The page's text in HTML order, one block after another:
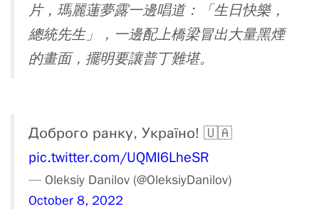
片，瑪麗蓮夢露一邊唱道：「生日快樂，
總統先生」，一邊配上橋梁冒出大量黑煙
的畫面，擺明要讓普丁難堪。
Доброго ранку, Україно! 🇺🇦
pic.twitter.com/UQMI6LheSR
— Oleksiy Danilov (@OleksiyDanilov)
October 8, 2022